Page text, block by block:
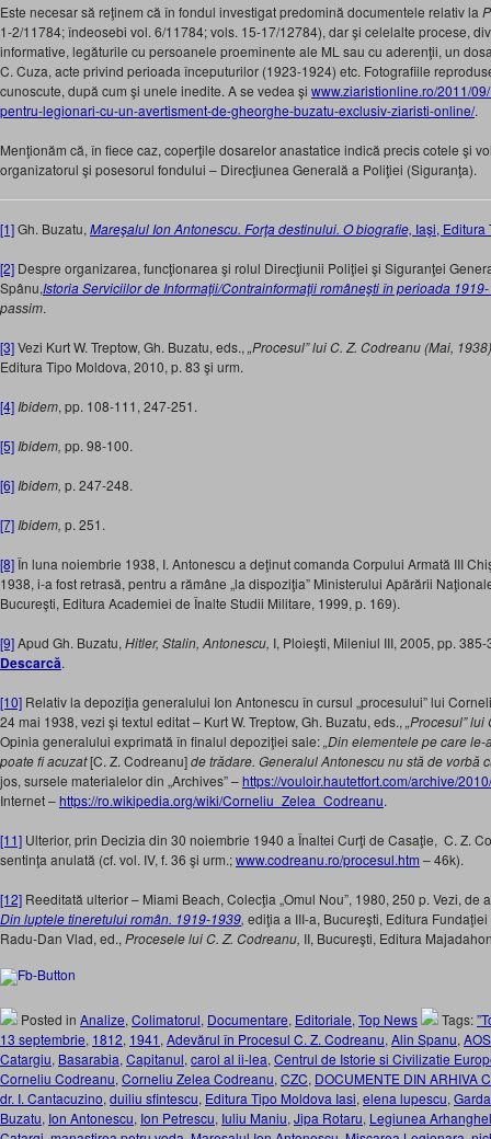
Este necesar să reţinem că în fondul investigat predomină documentele relativ la
1-2/11784; îndeosebi vol. 6/11784; vols. 15-17/12784), dar şi celelalte procese,
informative, legăturile cu persoanele proeminente ale ML sau cu aderenţii, un
C. Cuza, acte privind perioada începuturilor (1923-1924) etc. Fotografiile
cunoscute, după cum şi unele inedite. A se vedea şi www.ziaristionline.ro/2011/
pentru-legionari-cu-un-avertisment-de-gheorghe-buzatu-exclusiv-ziaristi-online/.
Menţionăm că, în fiece caz, coperţile dosarelor anastatice indică precis cotele şi
organizatorul şi posesorul fondului – Direcţiunea Generală a Poliţiei (Siguranţa).
[1]Gh. Buzatu, Mareşalul Ion Antonescu. Forţa destinului. O biografie, Iaşi, Editura
[2] Despre organizarea, funcţionarea şi rolul Direcţiunii Poliţiei şi Siguranţei
Spânu,Istoria Serviciilor de Informaţii/Contrainformaţii româneşti în perioada
passim.
[3]Vezi Kurt W. Treptow, Gh. Buzatu, eds., „Procesul” lui C. Z. Codreanu (Mai,
Editura Tipo Moldova, 2010, p. 83 şi urm.
[4] Ibidem, pp. 108-111, 247-251.
[5] Ibidem, pp. 98-100.
[6] Ibidem, p. 247-248.
[7] Ibidem, p. 251.
[8]În luna noiembrie 1938, I. Antonescu a deţinut comanda Corpului Armată III
1938, i-a fost retrasă, pentru a rămâne „la dispoziţia” Ministerului Apărării
Bucureşti, Editura Academiei de Înalte Studii Militare, 1999, p. 169).
[9]Apud Gh. Buzatu, Hitler, Stalin, Antonescu, I, Ploieşti, Mileniul III, 2005, pp.
Descarcă.
[10] Relativ la depoziţia generalului Ion Antonescu în cursul „procesului” lui
24 mai 1938, vezi şi textul editat – Kurt W. Treptow, Gh. Buzatu, eds., „Procesul”
Opinia generalului exprimată în finalul depoziţiei sale:„Din elementele pe care
poate fi acuzat[C. Z. Codreanu]de trădare. Generalul Antonescu nu stă de vorbă
jos, sursele materialelor din „Archives” –https://vouloir.hautetfort.com/archive/
Internet –https://ro.wikipedia.org/wiki/Corneliu_Zelea_Codreanu.
[11] Ulterior, prin Decizia din 30 noiembrie 1940 a Înaltei Curţi de Casaţie, C. Z.
sentinţa anulată (cf. vol. IV, f. 36 şi urm.;www.codreanu.ro/procesul.htm – 46k).
[12] Reeditată ulterior – Miami Beach, Colecţia „Omul Nou”, 1980, 250 p. Vezi, de
Din luptele tineretului român. 1919-1939, ediţia a III-a, Bucureşti, Editura
Radu-Dan Vlad, ed., Procesele lui C. Z. Codreanu, II, Bucureşti, Editura
Posted in Analize, Colimatorul, Documentare, Editoriale, Top News Tags:
13 septembrie, 1812, 1941, Adevărul în Procesul C. Z. Codreanu, Alin Spanu,
Catargiu, Basarabia, Capitanul, carol al ii-lea, Centrul de Istorie si Civilizatie
Corneliu Codreanu, Corneliu Zelea Codreanu, CZC, DOCUMENTE DIN ARHIVA
dr. I. Cantacuzino, duiliu sfintescu, Editura Tipo Moldova Iasi, elena lupescu,
Buzatu, Ion Antonescu, Ion Petrescu, Iuliu Maniu, Jipa Rotaru, Legiunea